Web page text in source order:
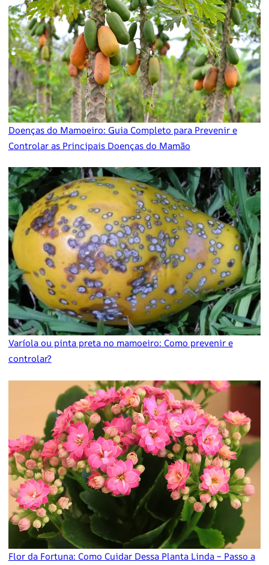
Doenças do Mamoeiro: Guia Completo para Prevenir e
Controlar as Principais Doenças do Mamão
Varíola ou pinta preta no mamoeiro: Como prevenir e
controlar?
Flor da Fortuna: Como Cuidar Dessa Planta Linda – Passo a